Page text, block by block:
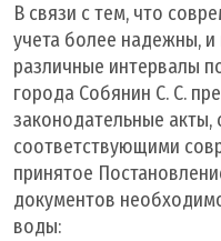
В связи с тем, что
учета более надежны,
различные интервалы
города Собянин С. С.
законодательные акты,
соответствующими
принятое
документов
воды: